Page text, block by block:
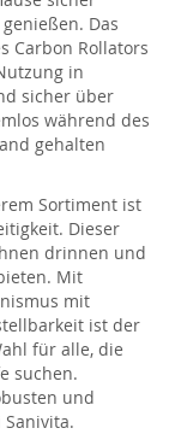
Das
Carbon Rollators
in
sicher über
während des
gehalten
Sortiment ist
Dieser
drinnen und
Mit
mit
ist der
für alle, die
suchen.
und